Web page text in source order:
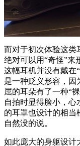
而对于初次体验这
绝对可以用“奇怪”来
这幅耳机并没有戴在
是一种贬义形容，因
屈的耳朵有了一种“
自拍时显得脸小，
的耳罩也设计的相当
自然没的说。
如此庞大的身躯设计